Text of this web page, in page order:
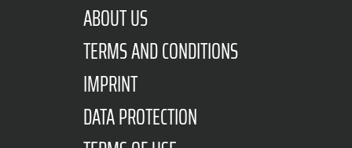
ABOUT US
TERMS AND CONDITIONS
IMPRINT
DATA PROTECTION